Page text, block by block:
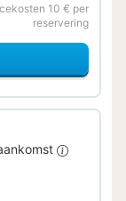
10 € per
reservering
Special